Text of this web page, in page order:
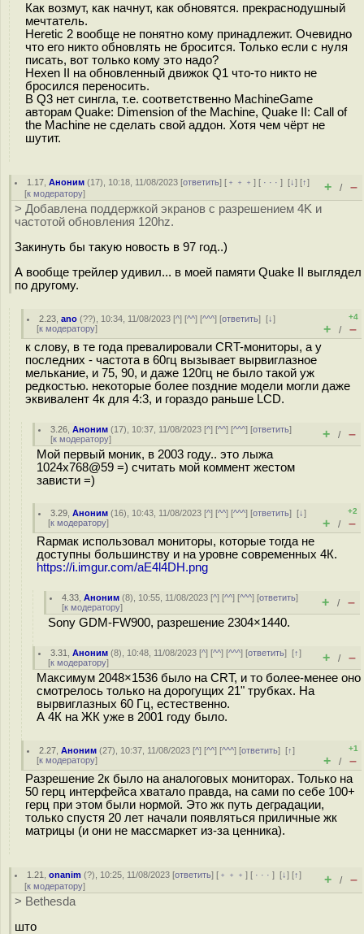
Как возмут, как начнут, как обновятся. прекраснодушный
мечтатель.
Heretic 2 вообще не понятно кому принадлежит. Очевидно
что его никто обновлять не бросится. Только если с нуля
писать, вот только кому это надо?
Hexen II на обновленный движок Q1 что-то никто не
бросился переносить.
В Q3 нет сингла, т.е. соответственно MachineGame
авторам Quake: Dimension of the Machine, Quake II: Call of
the Machine не сделать свой аддон. Хотя чем чёрт не
шутит.
1.17 ,Аноним (17), 10:18, 11/08/2023 [ответить] [ ﹢﹢﹢] [ · · ·][↓] [↑]
[к модератору] + / –
> Добавлена поддержкой экранов с разрешением 4K и
частотой обновления 120hz.
Закинуть бы такую новость в 97 год..)
А вообще трейлер удивил... в моей памяти Quake II выглядел
по другому.
2.23 ,ano (??), 10:34, 11/08/2023 [^] [^^] [^^^] [ответить][↓]
[к модератору]
+4
+ / –
к слову, в те года превалировали CRT-мониторы, а у
последних - частота в 60гц вызывает вырвиглазное
мелькание, и 75, 90, и даже 120гц не было такой уж
редкостью. некоторые более поздние модели могли даже
эквивалент 4к для 4:3, и гораздо раньше LCD.
3.26 ,Аноним (17), 10:37, 11/08/2023 [^] [^^] [^^^] [ответить]
[к модератору] + / –
Мой первый моник, в 2003 году.. это лыжа
1024x768@59 =) считать мой коммент жестом
зависти =)
3.29 ,Аноним (16), 10:43, 11/08/2023 [^] [^^] [^^^] [ответить][↓]
[к модератору]
+2
+ / –
Rармак использовал мониторы, которые тогда не
доступны большинству и на уровне современных 4К.
https://i.imgur.com/aE4l4DH.png
4.33 ,Аноним (8), 10:55, 11/08/2023 [^] [^^] [^^^] [ответить]
[к модератору] + / –
Sony GDM-FW900, разрешение 2304×1440.
3.31 ,Аноним (8), 10:48, 11/08/2023 [^] [^^] [^^^] [ответить][↑]
[к модератору] + / –
Максимум 2048×1536 было на CRT, и то более-менее оно
смотрелось только на дорогущих 21" трубках. На
вырвиглазных 60 Гц, естественно.
А 4К на ЖК уже в 2001 году было.
2.27 ,Аноним (27), 10:37, 11/08/2023 [^] [^^] [^^^] [ответить][↑]
[к модератору]
+1
+ / –
Разрешение 2к было на аналоговых мониторах. Только на
50 герц интерфейса хватало правда, на сами по себе 100+
герц при этом были нормой. Это жк путь деградации,
только спустя 20 лет начали появляться приличные жк
матрицы (и они не массмаркет из-за ценника).
1.21 ,onanim (?), 10:25, 11/08/2023 [ответить] [ ﹢﹢﹢] [ · · ·][↓] [↑]
[к модератору] + / –
> Bethesda
што